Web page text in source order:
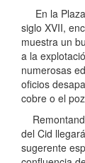
En la Plaza
siglo XVII,
muestra un
a la
numerosas
oficios
cobre o el
del Cid
sugerente